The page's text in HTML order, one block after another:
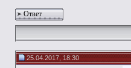
Ответ
25.04.2017, 18:30